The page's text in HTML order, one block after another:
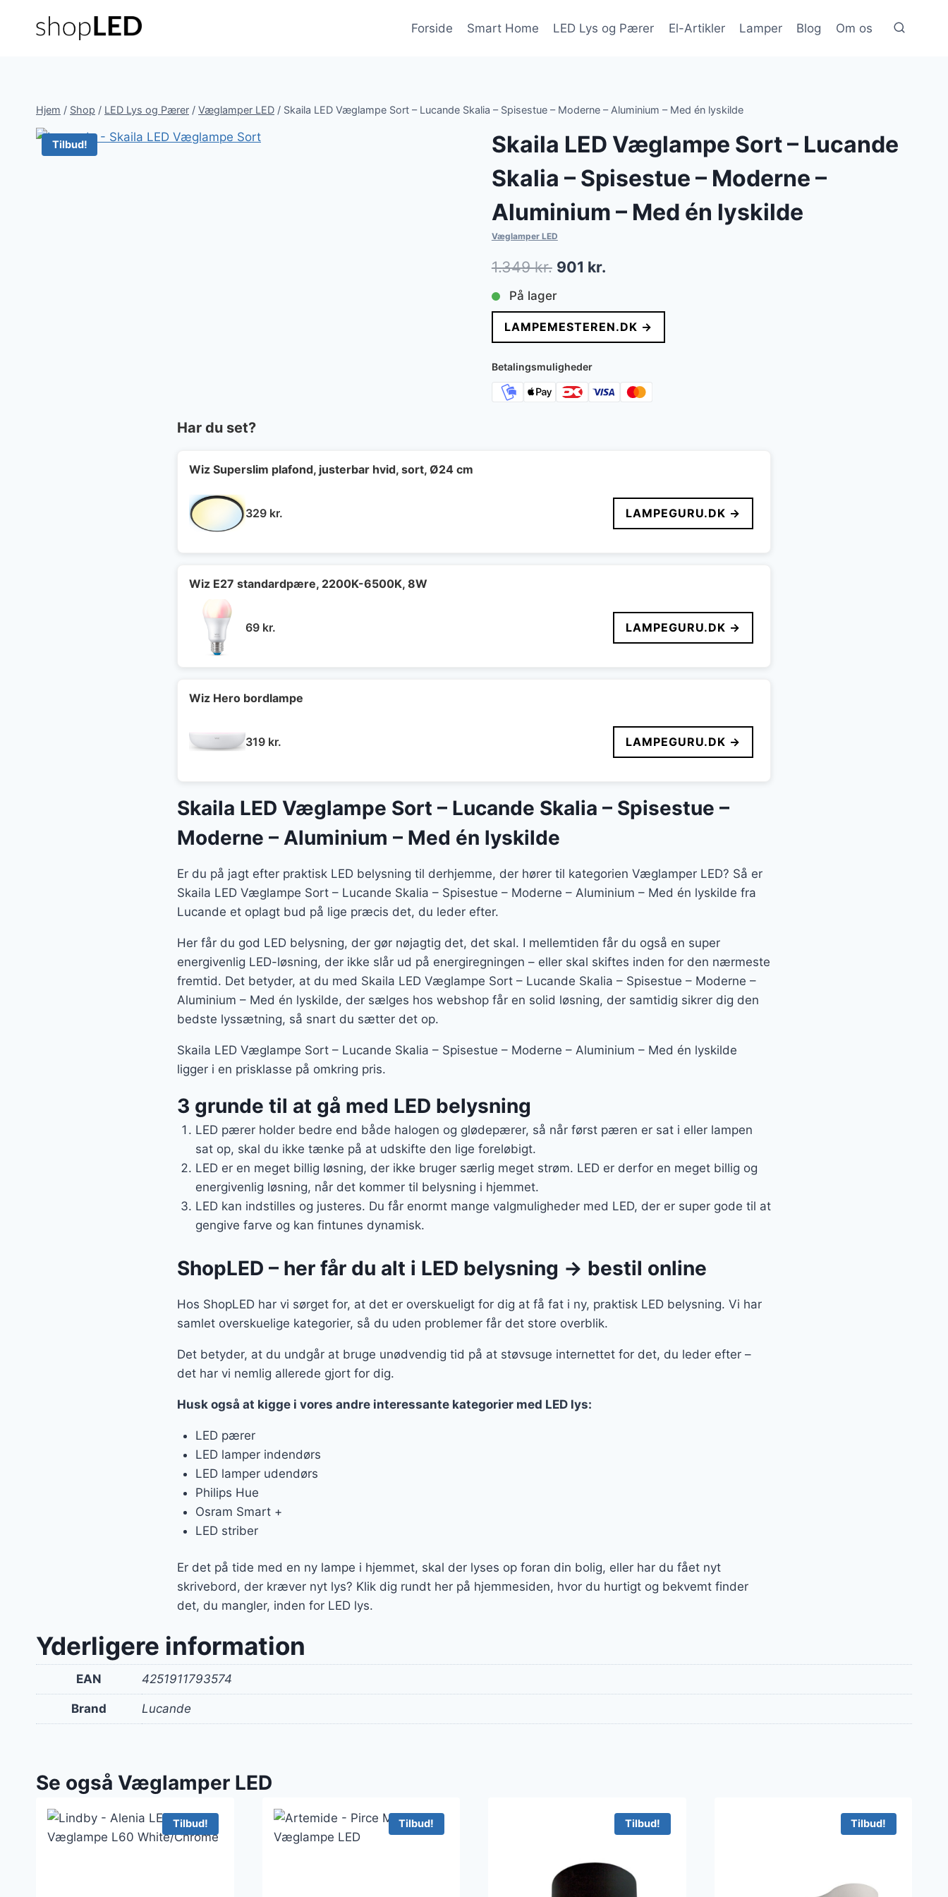
Forside Smart Home LED Lys og Pærer El-Artikler Lamper Blog Om os
Hjem / Shop / LED Lys og Pærer / Væglamper LED / Skaila LED Væglampe Sort – Lucande Skalia – Spisestue – Moderne – Aluminium – Med én lyskilde
Tilbud!
Skaila LED Væglampe Sort – Lucande
Skalia – Spisestue – Moderne –
Aluminium – Med én lyskilde
Væglamper LED
1.349kr. Den
oprindelige
pris
var:
1.349 kr..
901 kr.Den
pris
er:
På lager
LAMPEMESTEREN.DK →
Betalingsmuligheder
Har du set?
Wiz Superslim plafond, justerbar hvid, sort, Ø24 cm
329 kr. LAMPEGURU.DK →
Wiz E27 standardpære, 2200K-6500K, 8W
69 kr. LAMPEGURU.DK →
Wiz Hero bordlampe
319 kr. LAMPEGURU.DK →
Skaila LED Væglampe Sort – Lucande Skalia – Spisestue –
Moderne – Aluminium – Med én lyskilde
Er du på jagt efter praktisk LED belysning til derhjemme, der hører til kategorien Væglamper LED? Så er
Skaila LED Væglampe Sort – Lucande Skalia – Spisestue – Moderne – Aluminium – Med én lyskilde fra
Lucande et oplagt bud på lige præcis det, du leder efter.
Her får du god LED belysning, der gør nøjagtig det, det skal. I mellemtiden får du også en super
energivenlig LED-løsning, der ikke slår ud på energiregningen – eller skal skiftes inden for den nærmeste
fremtid. Det betyder, at du med Skaila LED Væglampe Sort – Lucande Skalia – Spisestue – Moderne –
Aluminium – Med én lyskilde, der sælges hos webshop får en solid løsning, der samtidig sikrer dig den
bedste lyssætning, så snart du sætter det op.
Skaila LED Væglampe Sort – Lucande Skalia – Spisestue – Moderne – Aluminium – Med én lyskilde
ligger i en prisklasse på omkring pris.
3 grunde til at gå med LED belysning
LED pærer holder bedre end både halogen og glødepærer, så når først pæren er sat i eller lampen
sat op, skal du ikke tænke på at udskifte den lige foreløbigt.
LED er en meget billig løsning, der ikke bruger særlig meget strøm. LED er derfor en meget billig og
energivenlig løsning, når det kommer til belysning i hjemmet.
LED kan indstilles og justeres. Du får enormt mange valgmuligheder med LED, der er super gode til at
gengive farve og kan fintunes dynamisk.
ShopLED – her får du alt i LED belysning → bestil online
Hos ShopLED har vi sørget for, at det er overskueligt for dig at få fat i ny, praktisk LED belysning. Vi har
samlet overskuelige kategorier, så du uden problemer får det store overblik.
Det betyder, at du undgår at bruge unødvendig tid på at støvsuge internettet for det, du leder efter –
det har vi nemlig allerede gjort for dig.
Husk også at kigge i vores andre interessante kategorier med LED lys:
LED pærer
LED lamper indendørs
LED lamper udendørs
Philips Hue
Osram Smart +
LED striber
Er det på tide med en ny lampe i hjemmet, skal der lyses op foran din bolig, eller har du fået nyt
skrivebord, der kræver nyt lys? Klik dig rundt her på hjemmesiden, hvor du hurtigt og bekvemt finder
det, du mangler, inden for LED lys.
Yderligere information
EAN 4251911793574
Brand Lucande
Se også Væglamper LED
Tilbud! Tilbud! Tilbud! Tilbud!